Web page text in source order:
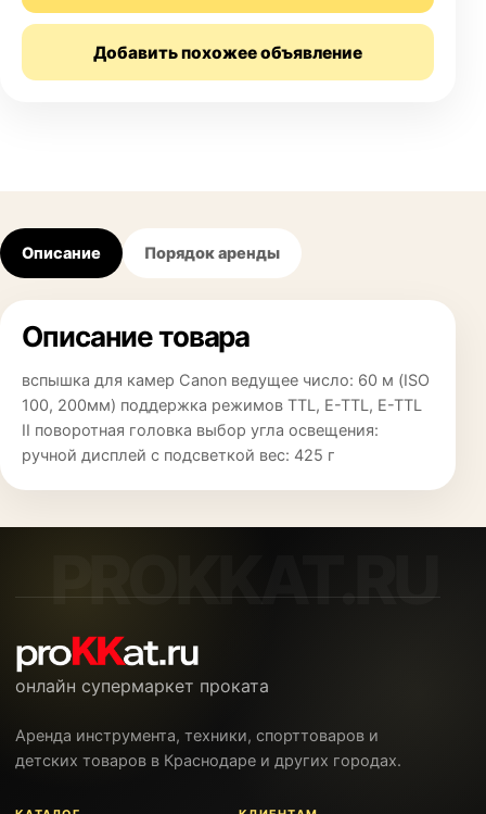
Добавить похожее объявление
Описание Порядок аренды
Описание товара
вспышка для камер Canon ведущее число: 60 м (ISO
100, 200мм) поддержка режимов TTL, E-TTL, E-TTL
II поворотная головка выбор угла освещения:
ручной дисплей с подсветкой вес: 425 г
онлайн супермаркет проката
Аренда инструмента, техники, спорттоваров и
детских товаров в Краснодаре и других городах.